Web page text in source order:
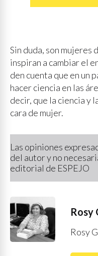
Sin duda, son mujeres
inspiran a cambiar el
den cuenta que en un
hacer ciencia en las
decir, que la ciencia y
cara de mujer.
Las opiniones
del autor y no
editorial de ESPEJO
Rosy
Rosy